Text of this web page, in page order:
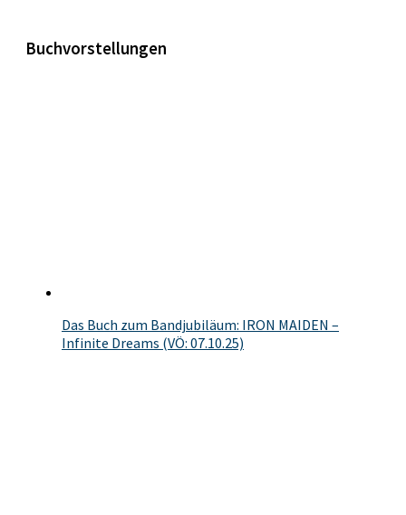
Buchvorstellungen
Das Buch zum Bandjubiläum: IRON MAIDEN –
Infinite Dreams (VÖ: 07.10.25)